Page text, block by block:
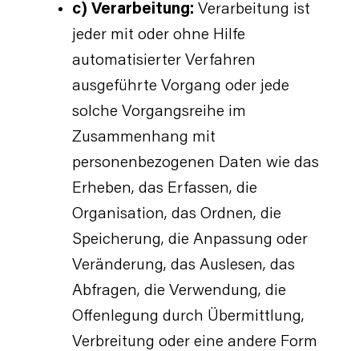
c) Verarbeitung: Verarbeitung ist
jeder mit oder ohne Hilfe
automatisierter Verfahren
ausgeführte Vorgang oder jede
solche Vorgangsreihe im
Zusammenhang mit
personenbezogenen Daten wie das
Erheben, das Erfassen, die
Organisation, das Ordnen, die
Speicherung, die Anpassung oder
Veränderung, das Auslesen, das
Abfragen, die Verwendung, die
Offenlegung durch Übermittlung,
Verbreitung oder eine andere Form